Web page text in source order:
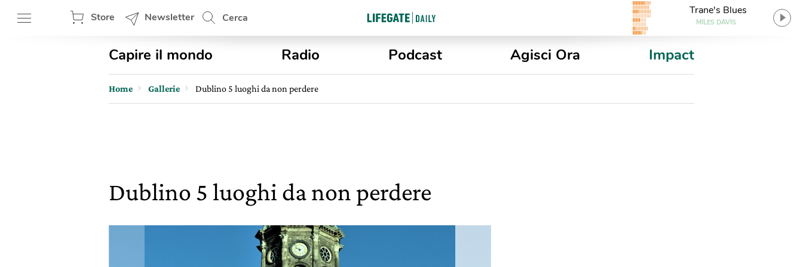
Store Newsletter Cerca
Trane's Blues
MILES DAVIS
Capire il mondo Radio Podcast Agisci Ora Impact
Home Gallerie Dublino 5 luoghi da non perdere
Dublino 5 luoghi da non perdere